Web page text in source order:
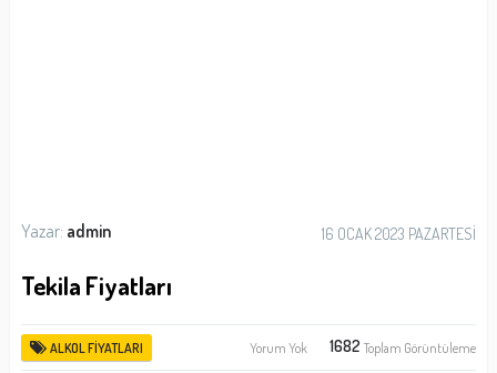
Yazar: admin 16 OCAK 2023 PAZARTESI
Tekila Fiyatları
ALKOL FIYATLARI 1682Toplam Görüntüleme
Yorum Yok